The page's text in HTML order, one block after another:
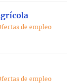
de empleo
de empleo